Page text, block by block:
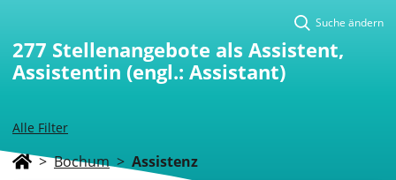
Alle Filter
Suche ändern
277 Stellenangebote als Assistent,
Assistentin (engl.: Assistant)
> Bochum > Assistenz